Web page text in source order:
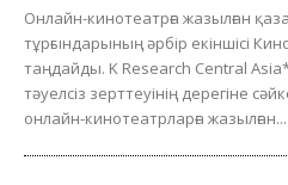
Онлайн-кинотеатрға жазылған
тұрғындарының әрбір екіншісі
таңдайды. K Research Central
тәуелсіз зерттеуінің дерегіне
онлайн-кинотеатрларға жазылған...